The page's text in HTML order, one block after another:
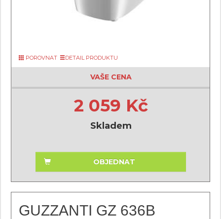
POROVNAT DETAIL PRODUKTU
VAŠE CENA
2 059 Kč
Skladem
OBJEDNAT
GUZZANTI GZ 636B